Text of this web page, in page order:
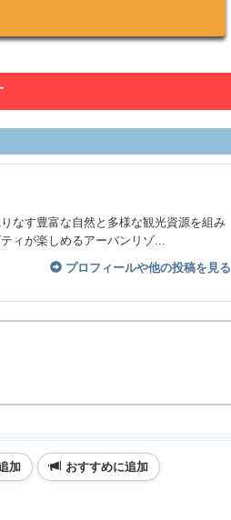
なす豊富な自然と多様な観光資源を組み
ィが楽しめるアーバンリゾ...
プロフィールや他の投稿を見る
加 おすすめに追加